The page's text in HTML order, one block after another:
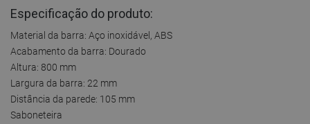
Especificação do produto:
Material da barra: Aço inoxidável, ABS
Acabamento da barra: Dourado
Altura: 800 mm
Largura da barra: 22 mm
Distância da parede: 105 mm
Saboneteira